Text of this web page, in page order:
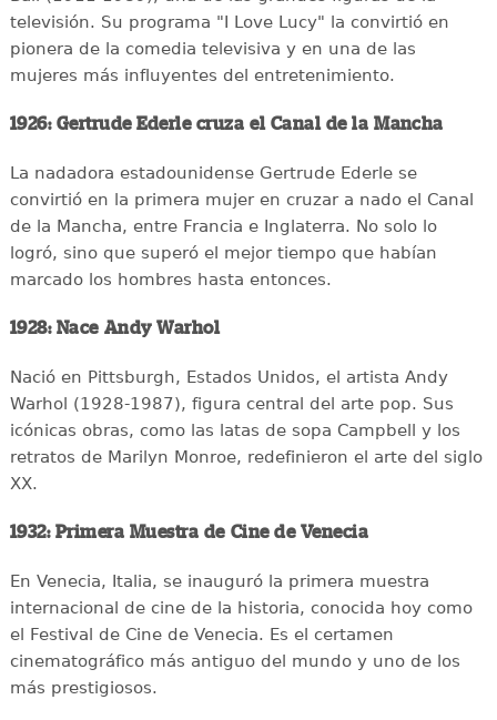
televisión. Su programa "I Love Lucy" la convirtió en
pionera de la comedia televisiva y en una de las
mujeres más influyentes del entretenimiento.
1926: Gertrude Ederle cruza el Canal de la Mancha
La nadadora estadounidense Gertrude Ederle se
convirtió en la primera mujer en cruzar a nado el Canal
de la Mancha, entre Francia e Inglaterra. No solo lo
logró, sino que superó el mejor tiempo que habían
marcado los hombres hasta entonces.
1928: Nace Andy Warhol
Nació en Pittsburgh, Estados Unidos, el artista Andy
Warhol (1928-1987), figura central del arte pop. Sus
icónicas obras, como las latas de sopa Campbell y los
retratos de Marilyn Monroe, redefinieron el arte del siglo
XX.
1932: Primera Muestra de Cine de Venecia
En Venecia, Italia, se inauguró la primera muestra
internacional de cine de la historia, conocida hoy como
el Festival de Cine de Venecia. Es el certamen
cinematográfico más antiguo del mundo y uno de los
más prestigiosos.